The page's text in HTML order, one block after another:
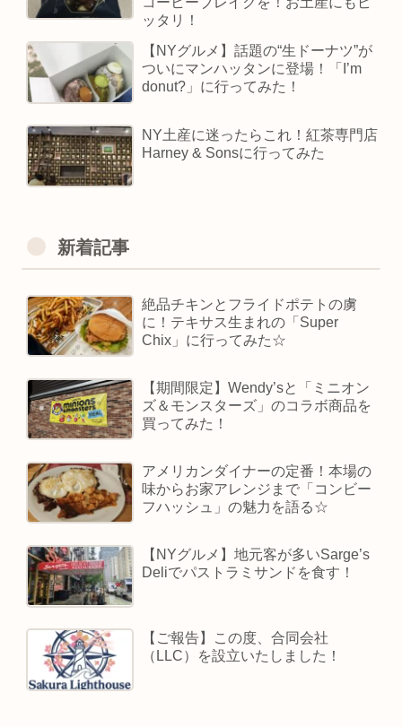
ッタリ！
【NYグルメ】話題の“生ドーナツ”が
ついにマンハッタンに登場！「I’m
donut?」に行ってみた！
NY土産に迷ったらこれ！紅茶専門店
Harney & Sonsに行ってみた
新着記事
絶品チキンとフライドポテトの虜
に！テキサス生まれの「Super
Chix」に行ってみた☆
【期間限定】Wendy’sと「ミニオン
ズ＆モンスターズ」のコラボ商品を
買ってみた！
アメリカンダイナーの定番！本場の
味からお家アレンジまで「コンビー
フハッシュ」の魅力を語る☆
【NYグルメ】地元客が多いSarge’s
Deliでパストラミサンドを食す！
【ご報告】この度、合同会社
（LLC）を設立いたしました！